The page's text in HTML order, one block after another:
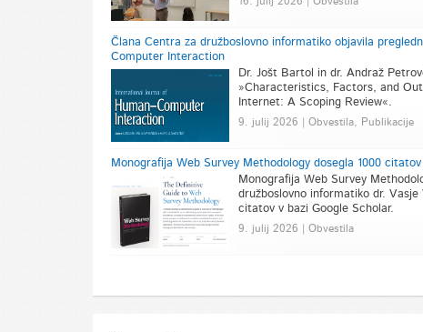
Člana Centra za družboslovno informatiko objavila
Computer Interaction
Dr. Jošt Bartol in dr. Andraž
»Characteristics, Factors, and
Internet: A Scoping Review«.
9. julij 2026 | Obvestila, Publikacije
Monografija Web Survey Methodology dosegla 1000
Monografija Web Survey
družboslovno informatiko dr.
citatov v bazi Google Scholar.
9. julij 2026 | Obvestila